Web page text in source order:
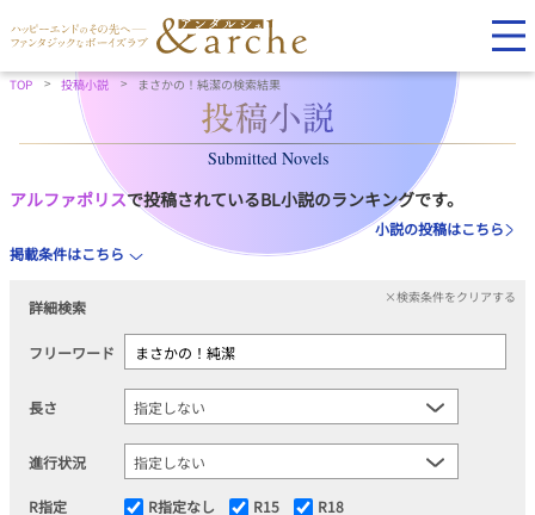
TOP 投稿小説 まさかの！純潔の検索結果
Submitted Novels
アルファポリスで投稿されているBL小説のランキングです。
小説の投稿はこちら
掲載条件はこちら
詳細検索
×検索条件をクリアする
フリーワード
長さ
進行状況
R指定 R指定なし R15 R18